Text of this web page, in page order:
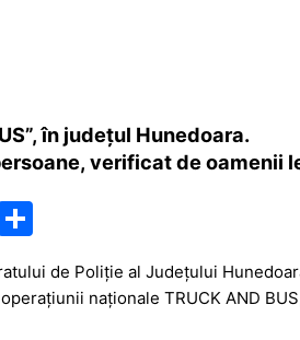
în județul Hunedoara.
verificat de oamenii
ar
ta
de Poliție al Județului
naționale TRUCK AND